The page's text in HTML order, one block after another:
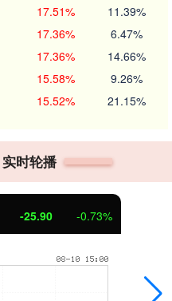
17.51% 11.39%
17.36% 6.47%
17.36% 14.66%
15.58% 9.26%
15.52% 21.15%
时轮播
-25.90 -0.73%